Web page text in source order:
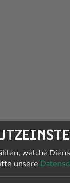
welche
unsere